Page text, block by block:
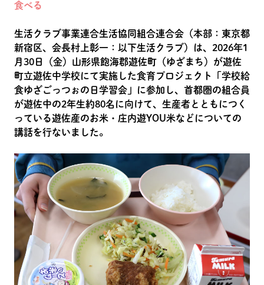
食べる
生活クラブ事業連合生活協同組合連合会（本部：東京都
新宿区、会長村上彰一：以下生活クラブ）は、2026年1
月30日（金）山形県飽海郡遊佐町（ゆざまち）が遊佐
町立遊佐中学校にて実施した食育プロジェクト「学校給
食ゆざごっつぉの日学習会」に参加し、首都圏の組合員
が遊佐中の2年生約80名に向けて、生産者とともにつく
っている遊佐産のお米・庄内遊YOU米などについての
講話を行ないました。